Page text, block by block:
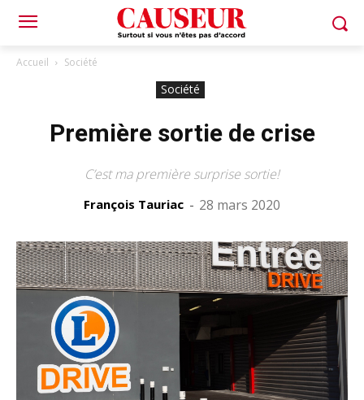
Accueil Société
Société
Première sortie de crise
C’est ma première surprise sortie!
François Tauriac - 28 mars 2020